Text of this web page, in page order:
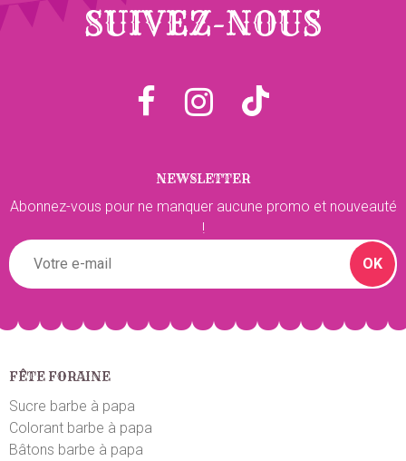
SUIVEZ-NOUS
NEWSLETTER
Abonnez-vous pour ne manquer aucune promo et nouveauté
!
OK
FÊTE FORAINE
Sucre barbe à papa
Colorant barbe à papa
Bâtons barbe à papa